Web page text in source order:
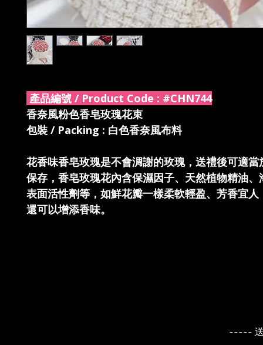
產品編號 / Product Code : #CHN744
香奈風粉色香皂玫瑰花束
包裝 / Packing : 白色香奈風布料
花香味香皂玫瑰是不會淍謝的玫瑰，送禮後可適當
保存，香皂玫瑰花內含保濕因子、天然植物精油、
表面活性劑等，如鮮花瓣一樣柔軟輕盈、芳香宜人
還可以增添香味。
-----